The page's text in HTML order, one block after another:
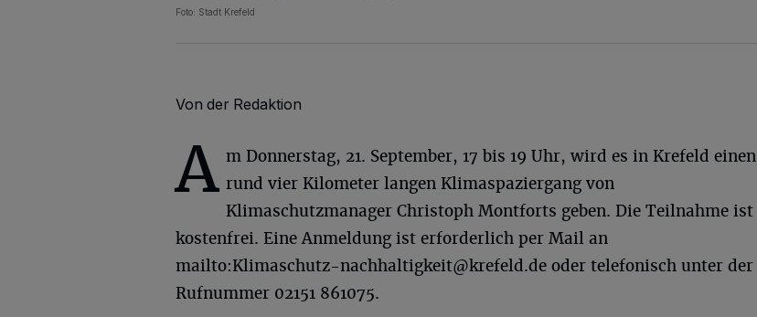
Foto: Stadt Krefeld
Von der Redaktion
A m Donnerstag, 21. September, 17 bis 19 Uhr, wird es in Krefeld einen
rund vier Kilometer langen Klimaspaziergang von
Klimaschutzmanager Christoph Montforts geben. Die Teilnahme ist
kostenfrei. Eine Anmeldung ist erforderlich per Mail an
mailto:Klimaschutz-nachhaltigkeit@krefeld.de oder telefonisch unter der
Rufnummer 02151 861075.